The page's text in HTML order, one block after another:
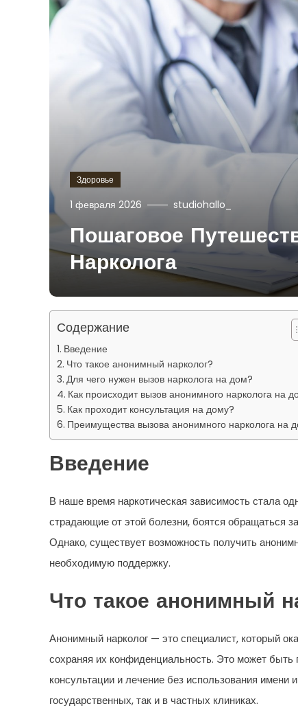
Здоровье
1 февраля 2026 studiohallo_
Пошаговое
Нарколога
Содержание
Введение
Что такое анонимный нарколог?
Для чего нужен вызов нарколога на дом?
Как происходит вызов анонимного нарколога на
Как проходит консультация на дому?
Преимущества вызова анонимного нарколога на
Введение
В наше время наркотическая зависимость стала
страдающие от этой болезни, боятся обращаться
Однако, существует возможность получить
необходимую поддержку.
Что такое анонимный
Анонимный нарколог — это специалист, который
сохраняя их конфиденциальность. Это может быть
консультации и лечение без использования
государственных, так и в частных клиниках.